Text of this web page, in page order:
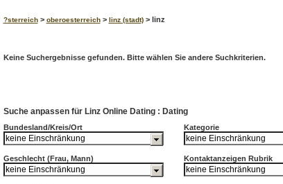
?sterreich> oberoesterreich> linz (stadt)> linz
Keine Suchergebnisse gefunden. Bitte wählen Sie andere Suchkriterien.
Suche anpassen für Linz Online Dating : Dating
Bundesland/Kreis/Ort Kategorie
Geschlecht (Frau, Mann) Kontaktanzeigen Rubrik